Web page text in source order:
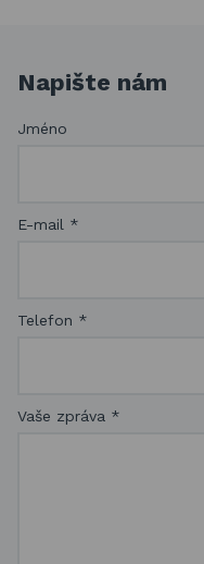
Napište nám
Jméno
E-mail *
Telefon *
Vaše zpráva *